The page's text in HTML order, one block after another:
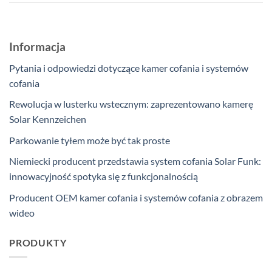
Informacja
Pytania i odpowiedzi dotyczące kamer cofania i systemów
cofania
Rewolucja w lusterku wstecznym: zaprezentowano kamerę
Solar Kennzeichen
Parkowanie tyłem może być tak proste
Niemiecki producent przedstawia system cofania Solar Funk:
innowacyjność spotyka się z funkcjonalnością
Producent OEM kamer cofania i systemów cofania z obrazem
wideo
PRODUKTY